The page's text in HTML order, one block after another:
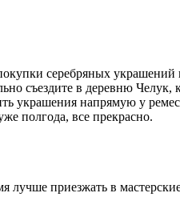
серебряных
съездите в деревню
украшения напрямую у
полгода, все прекрасно.
приезжать в